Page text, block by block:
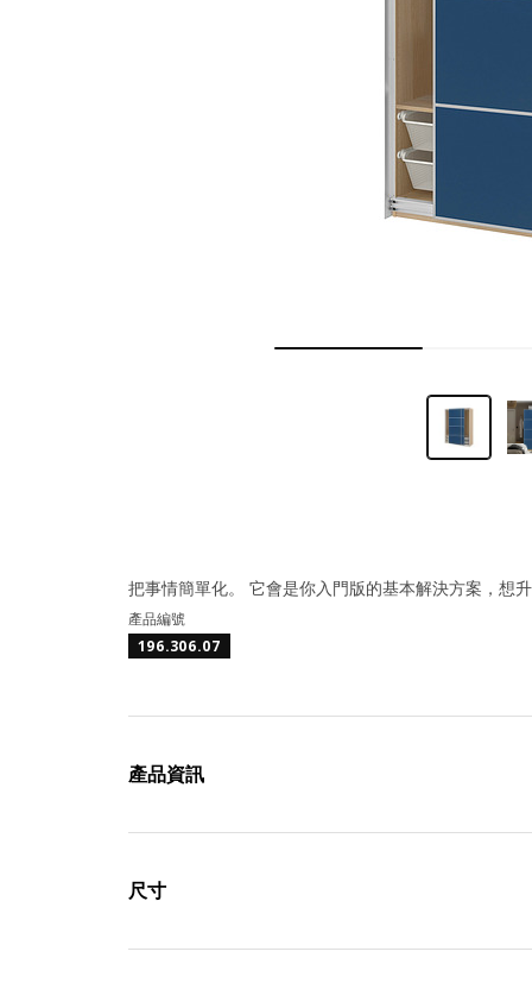
把事情簡單化。 它會是你入門版的基本解決方案，想
產品編號
196.306.07
產品資訊
尺寸